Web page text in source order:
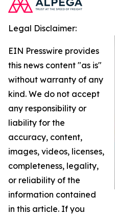
Legal Disclaimer:
EIN Presswire provides
this news content "as is"
without warranty of any
kind. We do not accept
any responsibility or
liability for the
accuracy, content,
images, videos, licenses,
completeness, legality,
or reliability of the
information contained
in this article. If you